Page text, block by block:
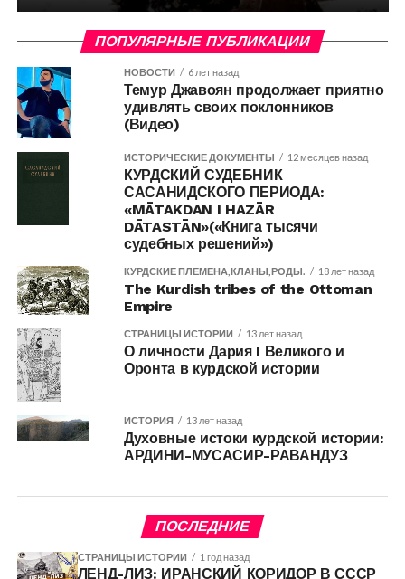
ПОПУЛЯРНЫЕ ПУБЛИКАЦИИ
НОВОСТИ 6 лет назад
Темур Джавоян продолжает приятно
удивлять своих поклонников
(Видео)
ИСТОРИЧЕСКИЕ ДОКУМЕНТЫ 12 месяцев назад
КУРДСКИЙ СУДЕБНИК
САСАНИДСКОГО ПЕРИОДА:
«MĀTAKDAN I HAZĀR
DĀTASTĀN»(«Книга тысячи
судебных решений»)
КУРДСКИЕ ПЛЕМЕНА,КЛАНЫ,РОДЫ. 18 лет назад
The Kurdish tribes of the Ottoman
Empire
СТРАНИЦЫ ИСТОРИИ 13 лет назад
О личности Дария I Великого и
Оронта в курдской истории
ИСТОРИЯ 13 лет назад
Духовные истоки курдской истории:
АРДИНИ-МУСАСИР-РАВАНДУЗ
ПОСЛЕДНИЕ
СТРАНИЦЫ ИСТОРИИ 1 год назад
ЛЕНД-ЛИЗ: ИРАНСКИЙ КОРИДОР В СССР